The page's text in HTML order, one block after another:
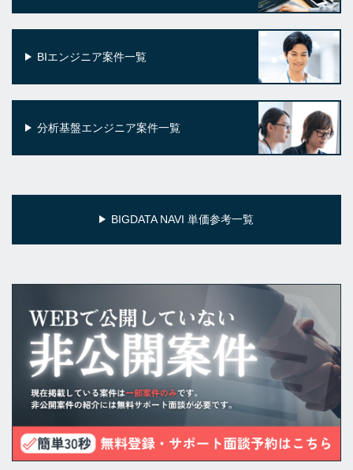
BIエンジニア案件一覧
分析基盤エンジニア案件一覧
BIGDATA NAVI 単価参考一覧